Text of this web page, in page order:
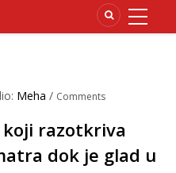
Meha / Comments
koji razotkriva
dok je glad u